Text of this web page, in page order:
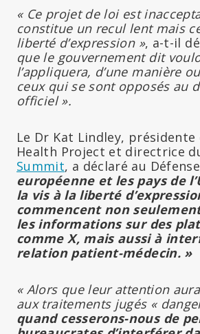
« Ce projet de loi est
constitue un recul lent mais
liberté d’expression », a-t-il
que le gouvernement dit
l’appliquera, d’une manière
ceux qui se sont opposés au
officiel ».
Le Dr Kat Lindley, présidente
Health Project et directrice
Summit, a déclaré au
européenne et les pays de
la vis à la liberté
commencent non
les informations sur des
comme X, mais aussi à
relation patient-médecin. »
« Alors que leur attention
aux traitements jugés «
quand cesserons-nous de